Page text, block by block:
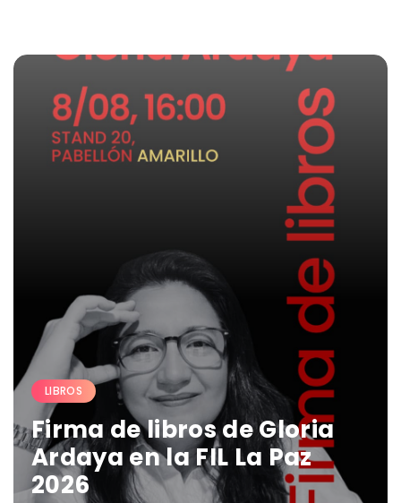
LIBROS
Firma de libros de Gloria
Ardaya en la FIL La Paz
2026